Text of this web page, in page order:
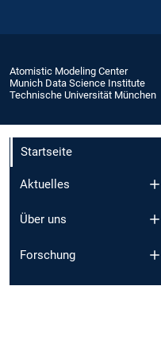
Atomistic Modeling Center
Munich Data Science Institute
Technische Universität München
Startseite
Aktuelles
Über uns
Forschung